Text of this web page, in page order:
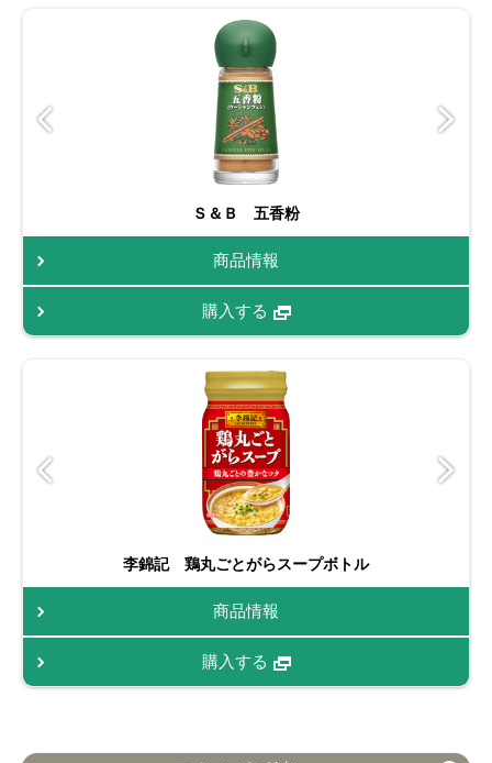
Ｓ＆Ｂ 五香粉
商品情報
購入する
李錦記 鶏丸ごとがらスープボトル
商品情報
購入する